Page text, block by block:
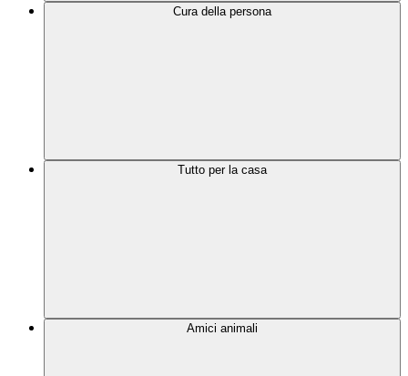
Cura della persona
Tutto per la casa
Amici animali